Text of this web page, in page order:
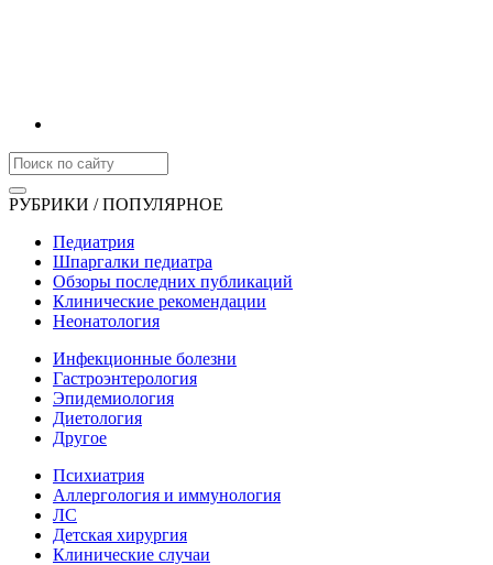
РУБРИКИ / ПОПУЛЯРНОЕ
Педиатрия
Шпаргалки педиатра
Обзоры последних публикаций
Клинические рекомендации
Неонатология
Инфекционные болезни
Гастроэнтерология
Эпидемиология
Диетология
Другое
Психиатрия
Аллергология и иммунология
ЛС
Детская хирургия
Клинические случаи